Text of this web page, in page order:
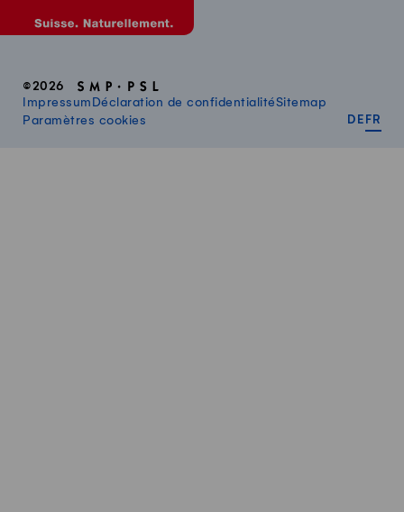
©2026
Impressum Déclaration de confidentialitéSitemap
Paramètres cookies
DE FR